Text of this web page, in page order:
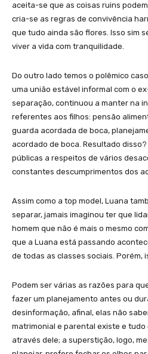
aceita-se que as coisas ruins
cria-se as regras de convivência
que tudo ainda são flores. Isso sim
viver a vida com tranquilidade.
Do outro lado temos o polêmico
uma união estável informal com o
separação, continuou a manter na
referentes aos filhos: pensão
guarda acordada de boca,
acordado de boca. Resultado
públicas a respeitos de vários
constantes descumprimentos dos
Assim como a top model, Luana
separar, jamais imaginou ter que
homem que não é mais o mesmo
que a Luana está passando
de todas as classes sociais. Porém,
Podem ser várias as razões para
fazer um planejamento antes ou
desinformação, afinal, elas não
matrimonial e parental existe e
através dele; a superstição, logo,